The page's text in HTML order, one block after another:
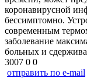
коронавирусной
бессимптомно.
современным
заболевание
больных и
3007 0 0
отправить по e-mail